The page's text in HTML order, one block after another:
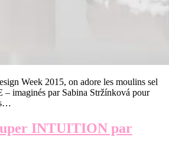
Week 2015, on adore les moulins sel
imaginés par Sabina Stržínková pour
INTUITION par